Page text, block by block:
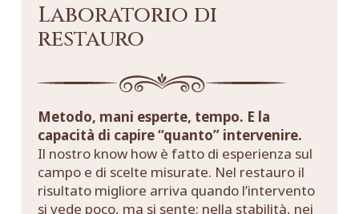
Laboratorio di
restauro
Metodo, mani esperte, tempo. E la
capacità di capire “quanto” intervenire.
Il nostro know how è fatto di esperienza sul
campo e di scelte misurate. Nel restauro il
risultato migliore arriva quando l’intervento
si vede poco, ma si sente: nella stabilità, nei